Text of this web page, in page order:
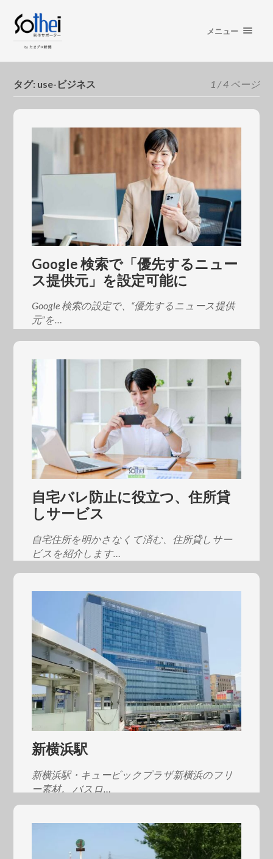
メニュー
タグ: use-ビジネス 1 / 4 ページ
Google 検索で「優先するニュー
ス提供元」を設定可能に
Google 検索の設定で、“優先するニュース提供
元”を…
自宅バレ防止に役立つ、住所貸
しサービス
自宅住所を明かさなくて済む、住所貸しサー
ビスを紹介します…
新横浜駅
新横浜駅・キュービックプラザ新横浜のフリ
ー素材。 バスロ…